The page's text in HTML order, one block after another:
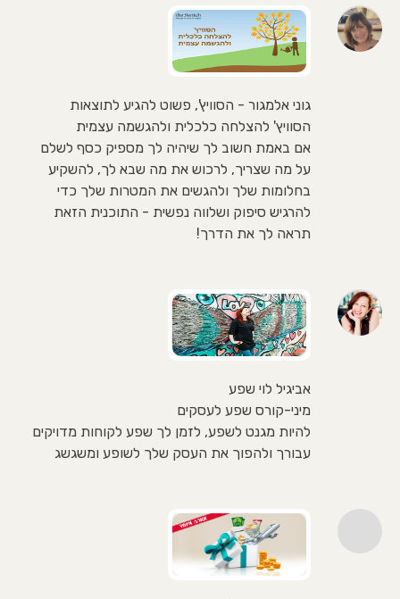
גוני אלמגור - הסוויץ', פשוט להגיע לתוצאות
הסוויץ' להצלחה כלכלית ולהגשמה עצמית
אם באמת חשוב לך שיהיה לך מספיק כסף לשלם
על מה שצריך, לרכוש את מה שבא לך, להשקיע
בחלומות שלך ולהגשים את המטרות שלך כדי
להרגיש סיפוק ושלווה נפשית - התוכנית הזאת
תראה לך את הדרך!
אביגיל לוי שפע
מיני-קורס שפע לעסקים
להיות מגנט לשפע, לזמן לך שפע לקוחות מדויקים
עבורך ולהפוך את העסק שלך לשופע ומשגשג